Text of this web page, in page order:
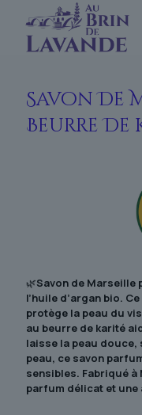
Savon De
Beurre De
🌿Savon de Marseille
l’huile d’argan bio.
protège la peau du
au beurre de karité
laisse la peau
peau, ce savon
sensibles. Fabriqué
parfum délicat et